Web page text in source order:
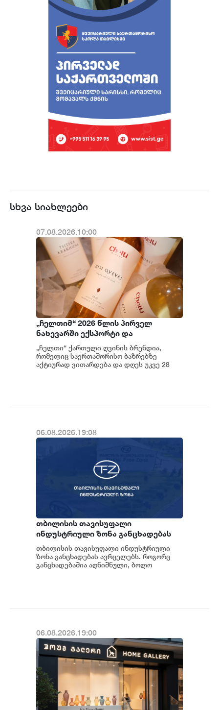
სხვა სიახლეები
07.08.2026.10:00
„ჩელთიმ“ 2026 წლის პირველ
ნახევარში ექსპორტი და
საერთაშორისო აქტივობები
გააძლიერა
„ჩელთი“ ქართული ღვინის ბრენდია,
რომელიც საერთაშორისო ბაზრებზე
აქტიურად ვითარდება და დღეს უკვე 28
06.08.2026.19:08
თბილისის თავისუფალი
ინდუსტრიული ზონა განცხადებას
ავრცელებს
თბილისის თავისუფალი ინდუსტრიული
ზონა განცხადებას ავრცელებს. როგორც
განცხადებაშია აღნიშნული, ბოლო
06.08.2026.19:00